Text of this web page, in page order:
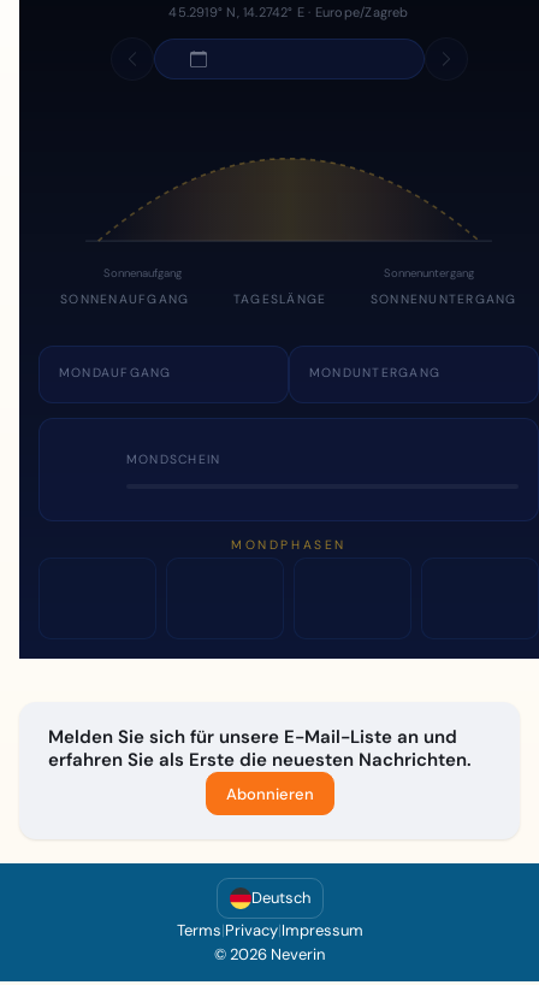
45.2919° N, 14.2742° E · Europe/Zagreb
Sonnenaufgang Sonnenuntergang
SONNENAUFGANG TAGESLÄNGE SONNENUNTERGANG
MONDAUFGANG MONDUNTERGANG
MONDSCHEIN
MONDPHASEN
Melden Sie sich für unsere E-Mail-Liste an und
erfahren Sie als Erste die neuesten Nachrichten.
Abonnieren
Deutsch
Terms|Privacy|Impressum
© 2026 Neverin